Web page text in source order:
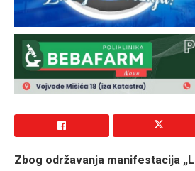
Zbog održavanja manifestacija